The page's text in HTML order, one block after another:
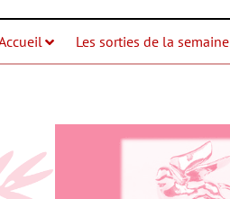
Les sorties de la semaine